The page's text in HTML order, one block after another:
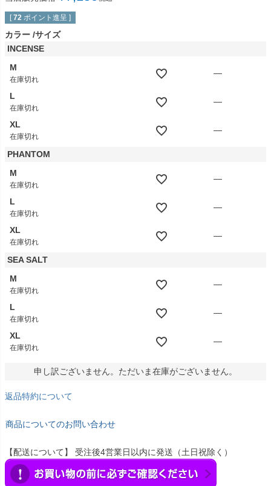
[ 72 ポイント進呈 ]
カラー サイズ
INCENSE
M
在庫切れ
—
L
在庫切れ
—
XL
在庫切れ
—
PHANTOM
M
在庫切れ
—
L
在庫切れ
—
XL
在庫切れ
—
SEA SALT
M
在庫切れ
—
L
在庫切れ
—
XL
在庫切れ
—
申し訳ございません。ただいま在庫がございません。
返品特約について
商品についてのお問い合わせ
【配送について】 受注後4営業日以内に発送（土日祝除く）